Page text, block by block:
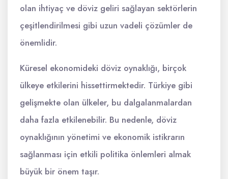
olan ihtiyaç ve döviz geliri sağlayan sektörlerin
çeşitlendirilmesi gibi uzun vadeli çözümler de
önemlidir.
Küresel ekonomideki döviz oynaklığı, birçok
ülkeye etkilerini hissettirmektedir. Türkiye gibi
gelişmekte olan ülkeler, bu dalgalanmalardan
daha fazla etkilenebilir. Bu nedenle, döviz
oynaklığının yönetimi ve ekonomik istikrarın
sağlanması için etkili politika önlemleri almak
büyük bir önem taşır.